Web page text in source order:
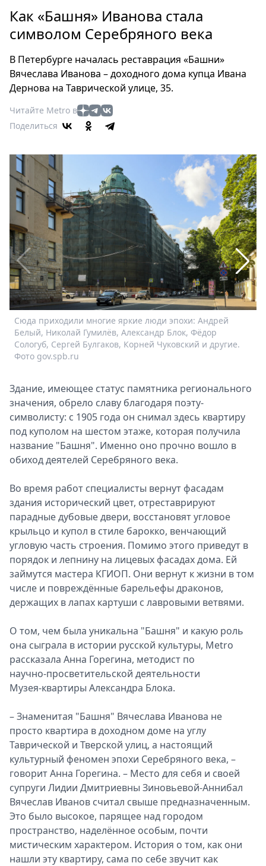
Россия
Мир
Еда
Туризм
Театр
Кино
Выставки
Пресс-
релизы
О
Metro
Стримы
Спецпроекты
Звезды
Выборы
2026
Скачай
Metro
Как «Башня» Иванова стала
символом Серебряного века
В Петербурге началась реставрация «Башни»
Вячеслава Иванова – доходного дома купца Ивана
Дернова на Таврической улице, 35.
Читайте Metro в
Поделиться
Сюда приходили многие яркие люди эпохи: Андрей
Белый, Николай Гумилёв, Александр Блок, Фёдор
Сологуб, Сергей Булгаков, Корней Чуковский и другие.
Фото gov.spb.ru
Здание, имеющее статус памятника регионального
значения, обрело славу благодаря поэту-
символисту: с 1905 года он снимал здесь квартиру
под куполом на шестом этаже, которая получила
название "Башня". Именно оно прочно вошло в
обиход деятелей Серебряного века.
Во время работ специалисты вернут фасадам
здания исторический цвет, отреставрируют
парадные дубовые двери, восстановят угловое
крыльцо и купол в стиле барокко, венчающий
угловую часть строения. Помимо этого приведут в
порядок и лепнину на лицевых фасадах дома. Ей
займутся мастера КГИОП. Они вернут к жизни в том
числе и повреждённые барельефы драконов,
держащих в лапах картуши с лавровыми ветвями.
О том, чем была уникальна "Башня" и какую роль
она сыграла в истории русской культуры, Metro
рассказала Анна Горегина, методист по
научно‑просветительской деятельности
Музея‑квартиры Александра Блока.
– Знаменитая "Башня" Вячеслава Иванова не
просто квартира в доходном доме на углу
Таврической и Тверской улиц, а настоящий
культурный феномен эпохи Серебряного века, –
говорит Анна Горегина. – Место для себя и своей
супруги Лидии Дмитриевны Зиновьевой‑Аннибал
Вячеслав Иванов считал свыше предназначенным.
Это было высокое, парящее над городом
пространство, наделённое особым, почти
мистическим характером. История о том, как они
нашли эту квартиру, сама по себе звучит как